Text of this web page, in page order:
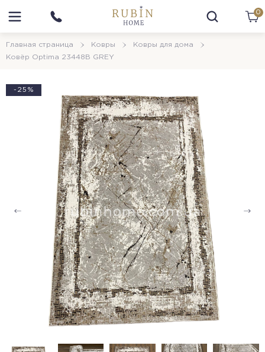
0
Главная страница Ковры
Ковры для дома
Ковёр Optima 23448B GREY
-25%